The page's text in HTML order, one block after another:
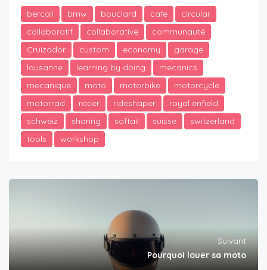
bercail bmw bouclard cafe
circular
collaboratif
collaborative
communauté
Cruizador
custom economy
garage
lausanne
learning by doing
mecanics
mecanique
moto motorbike
motorcycle
motorrad
racer rideshaper
royal enfield
schweiz
sharing softail suisse
switzerland
tools
workshop
Suivant
Pourquoi louer sa moto